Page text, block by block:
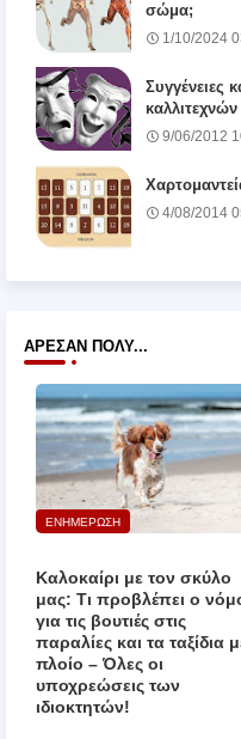
σώμα;
1/10/2024
Συγγένειες
καλλιτεχνών
9/06/2012
4/08/2014
ΆΡΕΣΑΝ ΠΟΛΎ...
ΕΝΗΜΕΡΩΣΗ
Καλοκαίρι με τον σκύλο
μας: Τι προβλέπει ο
για τις βουτιές στις
παραλίες και τα ταξίδια
πλοίο – Όλες οι
υποχρεώσεις των
ιδιοκτητών!